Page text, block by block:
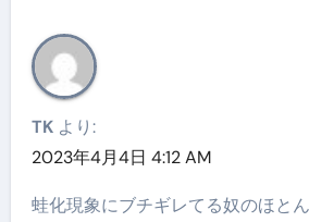
TK より:
2023年4月4日 4:12 AM
蛙化現象にブチギレてる奴のほと